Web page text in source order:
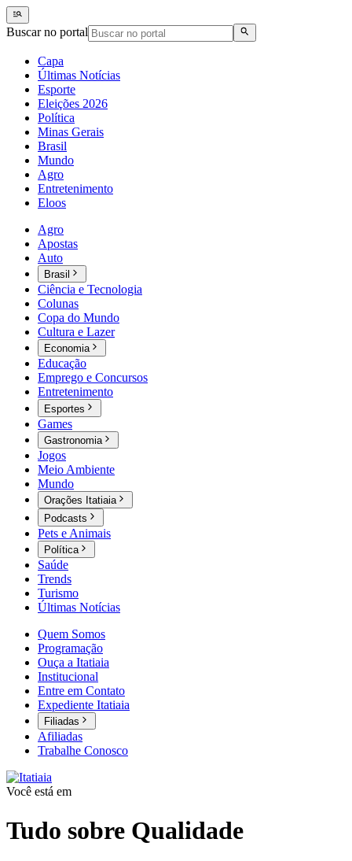
Buscar no portal
Capa
Últimas Notícias
Esporte
Eleições 2026
Política
Minas Gerais
Brasil
Mundo
Agro
Entretenimento
Eloos
Agro
Apostas
Auto
Brasil
Ciência e Tecnologia
Colunas
Copa do Mundo
Cultura e Lazer
Economia
Educação
Emprego e Concursos
Entretenimento
Esportes
Games
Gastronomia
Jogos
Meio Ambiente
Mundo
Orações Itatiaia
Podcasts
Pets e Animais
Política
Saúde
Trends
Turismo
Últimas Notícias
Quem Somos
Programação
Ouça a Itatiaia
Institucional
Entre em Contato
Expediente Itatiaia
Filiadas
Afiliadas
Trabalhe Conosco
Você está em
Tudo sobre Qualidade